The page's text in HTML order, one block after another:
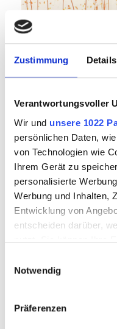
Zustimmung Details
Verantwortungsvoller
Wir und unsere 1022
persönlichen Daten,
von Technologien wie
Ihrem Gerät zu
personalisierte
Werbung und Inhalten,
Entwicklung von
entscheiden darüber,
nutzt. Sie können Ihre
Trigger Symbol ändern
Informationen
Notwendig
Präferenzen
25x29cm
7727501.1